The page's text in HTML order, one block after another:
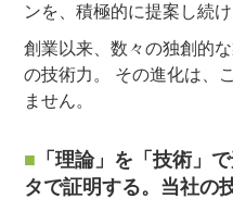
ンを、積極的に提案し続け
創業以来、数々の独創的
の技術力。 その進化は、
ません。
「理論」を「技術」
タで証明する。当社の